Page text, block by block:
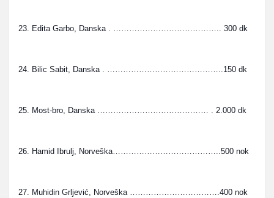
23. Edita Garbo, Danska . ………………………………….. 300 dk
24. Bilic Sabit, Danska . ……………………………………..150 dk
25. Most-bro, Danska …………………………………… . 2.000 dk
26. Hamid Ibrulj, Norveška…………………………………..500 nok
27. Muhidin Grljević, Norveška …………………………….400 nok